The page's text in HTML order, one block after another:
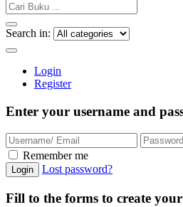
Search in:
Login
Register
Enter your username and
Remember me
Lost password?
Fill to the forms to create